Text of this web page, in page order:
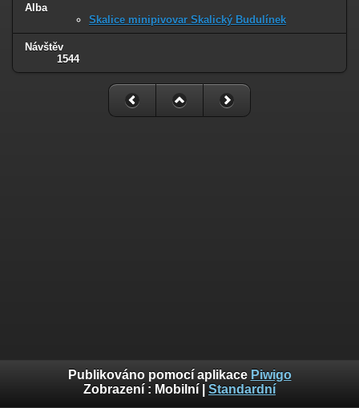
Alba
Skalice minipivovar Skalický Budulínek
Návštěv
1544
Publikováno pomocí aplikace Piwigo
Zobrazení : Mobilní Standardní